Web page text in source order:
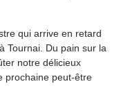
qui arrive en retard
Tournai. Du pain sur la
notre délicieux
prochaine peut-être